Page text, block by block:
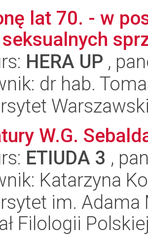
lat 70. - w
HERA UP ,
dr hab.
W.G.
ETIUDA 3 ,
Katarzyna
im.
Filologii